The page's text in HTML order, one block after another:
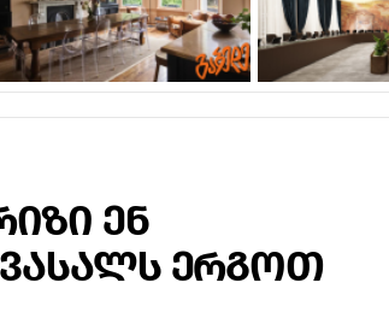
ენ
ერგოთ